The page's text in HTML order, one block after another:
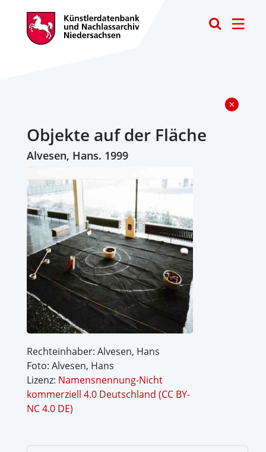
Objekte auf der Fläche
Alvesen, Hans. 1999
Rechteinhaber: Alvesen, Hans
Foto: Alvesen, Hans
Lizenz: Namensnennung-Nicht
kommerziell 4.0 Deutschland (CC BY-
NC 4.0 DE)